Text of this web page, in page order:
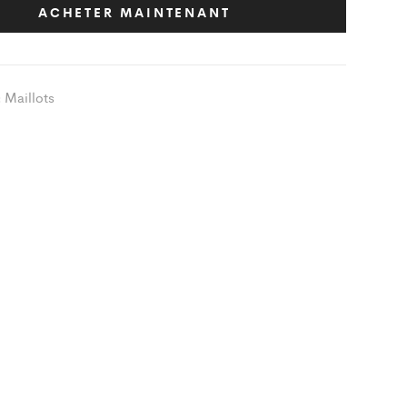
ACHETER MAINTENANT
Maillots